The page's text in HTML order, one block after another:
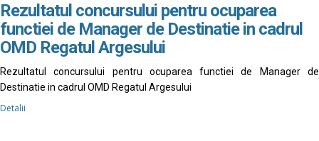
Rezultatul concursului pentru ocuparea
functiei de Manager de Destinatie in cadrul
OMD Regatul Argesului
Rezultatul concursului pentru ocuparea functiei de Manager de
Destinatie in cadrul OMD Regatul Argesului
Detalii